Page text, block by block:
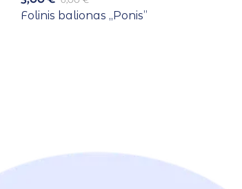
Folinis balionas ,,Ponis”